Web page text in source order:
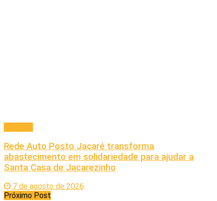
Rede Auto Posto Jacaré transforma
abastecimento em solidariedade para ajudar a
Santa Casa de Jacarezinho
7 de agosto de 2026
Próximo Post